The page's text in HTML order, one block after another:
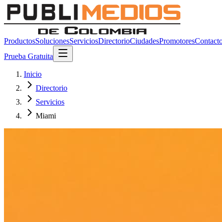
ProductosSolucionesServiciosDirectorioCiudadesPromotores
Prueba Gratuita
Inicio
Directorio
Servicios
Miami